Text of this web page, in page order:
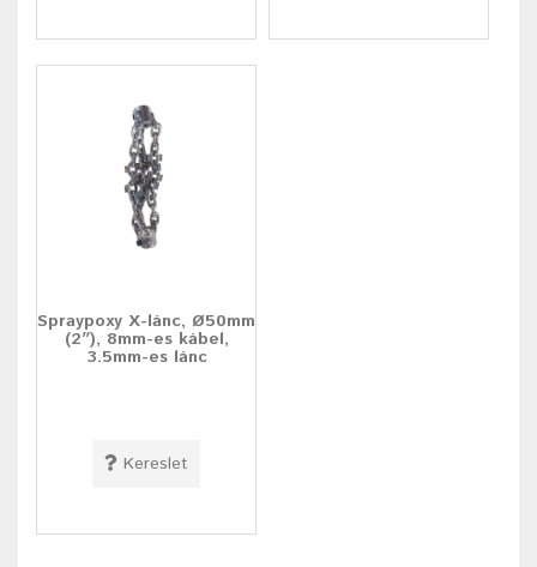
Spraypoxy X-lánc, Ø50mm
(2″), 8mm-es kábel,
3.5mm-es lánc
Kereslet